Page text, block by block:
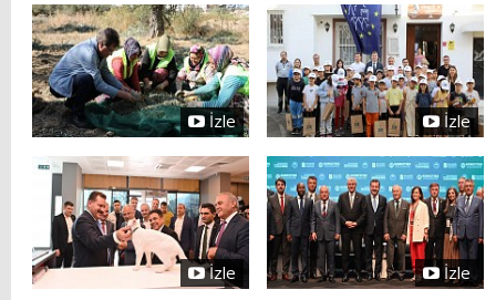
İzle İzle
İzle İzle